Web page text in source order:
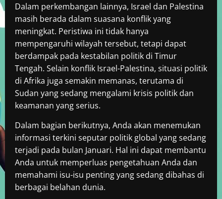
Dalam perkembangan lainnya, Israel dan Palestina
masih berada dalam suasana konflik yang
meningkat. Peristiwa ini tidak hanya
mempengaruhi wilayah tersebut, tetapi dapat
berdampak pada kestabilan politik di Timur
Tengah. Selain konflik Israel-Palestina, situasi politik
di Afrika juga semakin memanas, terutama di
Sudan yang sedang mengalami krisis politik dan
keamanan yang serius.
Dalam bagian berikutnya, Anda akan menemukan
informasi terkini seputar politik global yang sedang
terjadi pada bulan Januari. Hal ini dapat membantu
Anda untuk memperluas pengetahuan Anda dan
memahami isu-isu penting yang sedang dibahas di
berbagai belahan dunia.